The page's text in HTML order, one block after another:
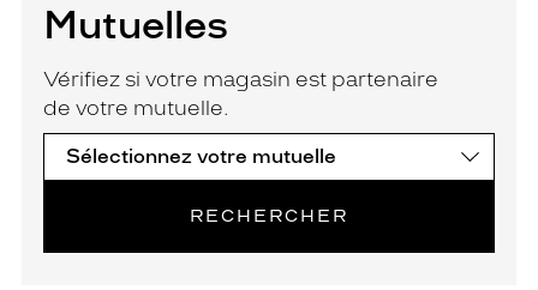
Mutuelles
Vérifiez si votre magasin est partenaire
de votre mutuelle.
RECHERCHER